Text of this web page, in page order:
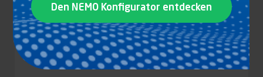
Den NEMO Konfigurator entdecken